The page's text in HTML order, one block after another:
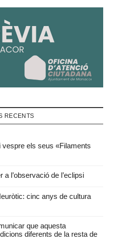
RECENTS
els seus «Filaments
l’observació de l’eclipsi
cinc anys de cultura
que aquesta
diferents de la resta de